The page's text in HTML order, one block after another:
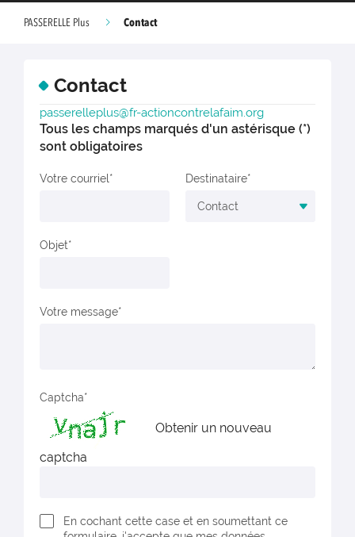
PASSERELLE Plus Contact
Contact
passerelleplus@fr-actioncontrelafaim.org
Tous les champs marqués d'un astérisque (*)
sont obligatoires
Votre courriel Destinataire
Objet
Votre message
Captcha
Obtenir un nouveau
captcha
En cochant cette case et en soumettant ce